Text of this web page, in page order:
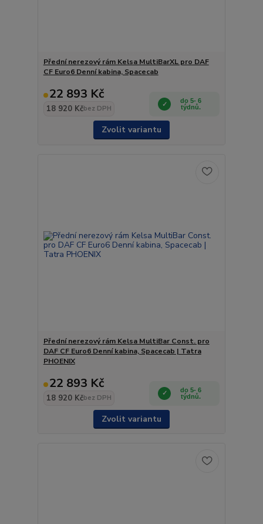
Přední nerezový rám Kelsa MultiBarXL pro DAF
CF Euro6 Denní kabina, Spacecab
22 893 Kč
18 920 Kčbez DPH
do 5- 6
týdnů.
Zvolit variantu
Přední nerezový rám Kelsa MultiBar Const. pro
DAF CF Euro6 Denní kabina, Spacecab | Tatra
PHOENIX
22 893 Kč
18 920 Kčbez DPH
do 5- 6
týdnů.
Zvolit variantu